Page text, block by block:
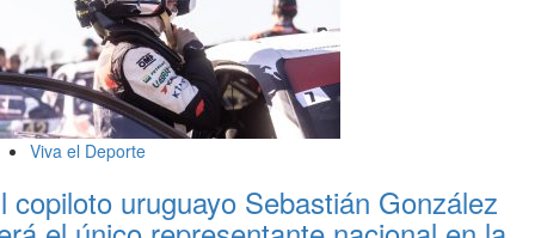
Viva el Deporte
copiloto uruguayo Sebastián González